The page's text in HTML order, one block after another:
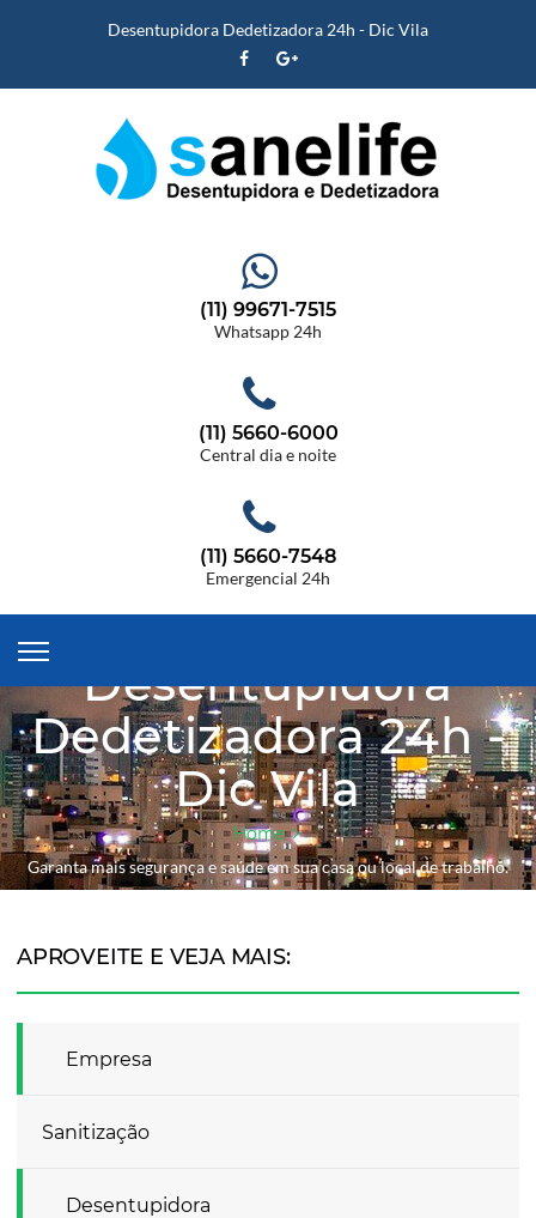
Desentupidora Dedetizadora 24h - Dic Vila
(11) 99671-7515
Whatsapp 24h
(11) 5660-6000
Central dia e noite
(11) 5660-7548
Emergencial 24h
Desentupidora
Dedetizadora 24h -
Dic Vila
Home
Garanta mais segurança e saúde em sua casa ou local de trabalho.
APROVEITE E VEJA MAIS:
Empresa
Sanitização
Desentupidora